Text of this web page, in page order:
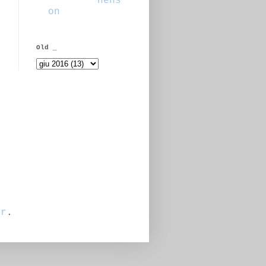
on
Old _
.